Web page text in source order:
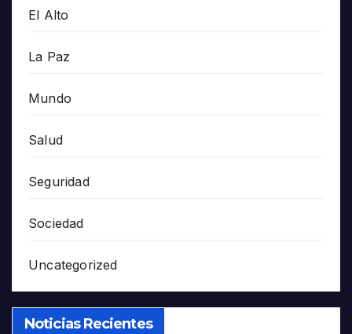
El Alto
La Paz
Mundo
Salud
Seguridad
Sociedad
Uncategorized
Noticias Recientes